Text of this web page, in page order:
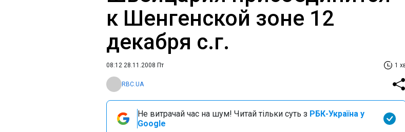
к Шенгенской зоне 12
декабря с.г.
08:12 28.11.2008 Пт 1
RBC.UA
Не витрачай час на шум! Читай тільки суть з РБК-Україна у
Google